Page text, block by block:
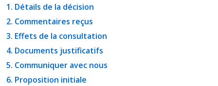
Détails de la décision
Commentaires reçus
Effets de la consultation
Documents justificatifs
Communiquer avec nous
Proposition initiale